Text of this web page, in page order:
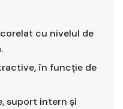
cu nivelul de
în funcție de
suport intern și